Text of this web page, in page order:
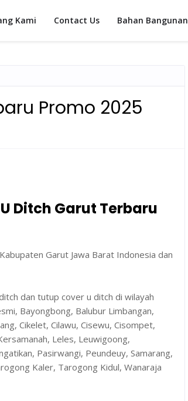
Kami Contact Us Bahan Bangunan
Promo 2025
Ditch Garut Terbaru
Garut Jawa Barat Indonesia dan
dan tutup cover u ditch di wilayah
Bayongbong, Balubur Limbangan,
Cikelet, Cilawu, Cisewu, Cisompet,
Leles, Leuwigoong,
Pasirwangi, Peundeuy, Samarang,
Kaler, Tarogong Kidul, Wanaraja